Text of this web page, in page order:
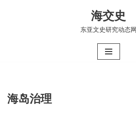
海交史
东亚文史研究动态网
海岛治理